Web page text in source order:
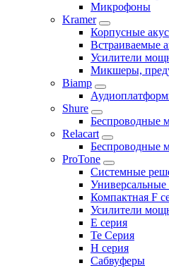
Микрофоны
Kramer
Корпусные
Встраиваемые
Усилители
Микшеры,
Biamp
Shure
Беспроводные
Relacart
Беспроводные
ProTone
Системные
Универсальные
Компактная F
Усилители
E серия
Te Серия
H серия
Сабвуферы